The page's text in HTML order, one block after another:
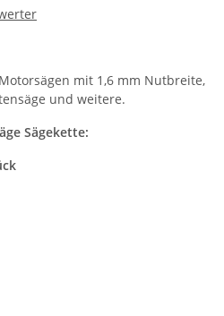
mit 1,6 mm Nutbreite,
und weitere.
Sägekette: